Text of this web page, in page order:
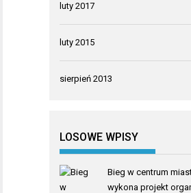
luty 2017
luty 2015
sierpień 2013
LOSOWE WPISY
Bieg w centrum
wykona projekt